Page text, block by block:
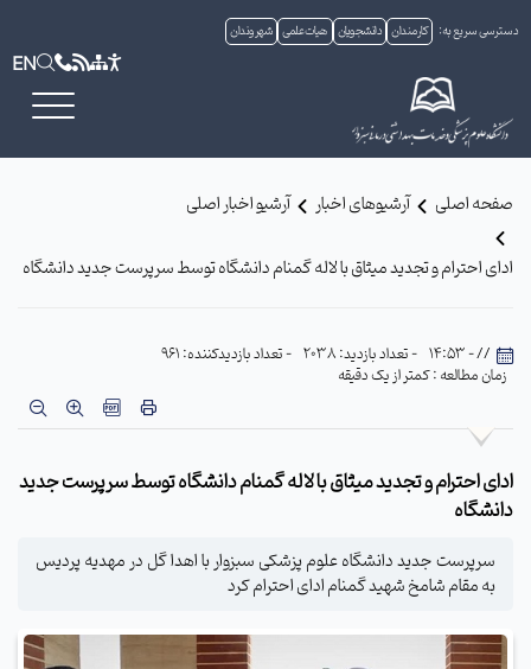
دسترسی سریع به: کارمندان دانشجویان هیات علمی شهروندان
EN
صفحه اصلی آرشیوهای اخبار آرشیو اخبار اصلی
ادای احترام و تجدید میثاق با لاله گمنام دانشگاه توسط سرپرست جدید دانشگاه
// - 14:53 - تعداد بازدید: 2038
- تعداد بازدیدکننده: 961
زمان مطالعه : کمتر از یک دقیقه
ادای احترام و تجدید میثاق با لاله گمنام دانشگاه توسط سرپرست جدید
دانشگاه
سرپرست جدید دانشگاه علوم پزشکی سبزوار با اهدا گل در مهدیه پردیس
به مقام شامخ شهید گمنام ادای احترام کرد